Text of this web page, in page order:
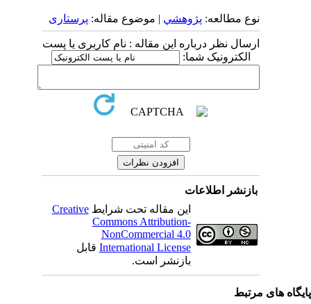
نوع مطالعه:پژوهشي| موضوع مقاله:پرستاری
ارسال نظر درباره این مقاله : نام کاربری یا پست
الکترونیک شما:
بازنشر اطلاعات
این مقاله تحت شرایطCreative
Commons Attribution-
NonCommercial 4.0
International Licenseقابل
بازنشر است.
های مرتبط